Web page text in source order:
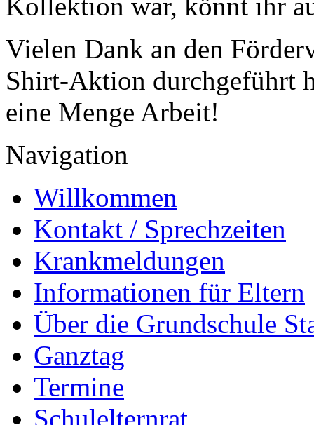
Vielen Dank an den
Shirt-Aktion durchgeführt
eine Menge Arbeit!
Navigation
Willkommen
Kontakt / Sprechzeiten
Krankmeldungen
Informationen für Eltern
Über die Grundschule
Ganztag
Termine
Schulelternrat